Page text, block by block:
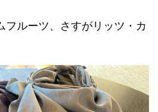
フルーツ、さすがリッツ・カ